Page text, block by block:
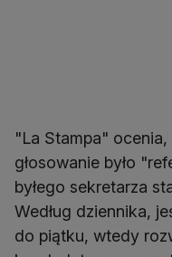
"La Stampa"
głosowanie było
byłego sekretarza
Według dziennika,
do piątku, wtedy